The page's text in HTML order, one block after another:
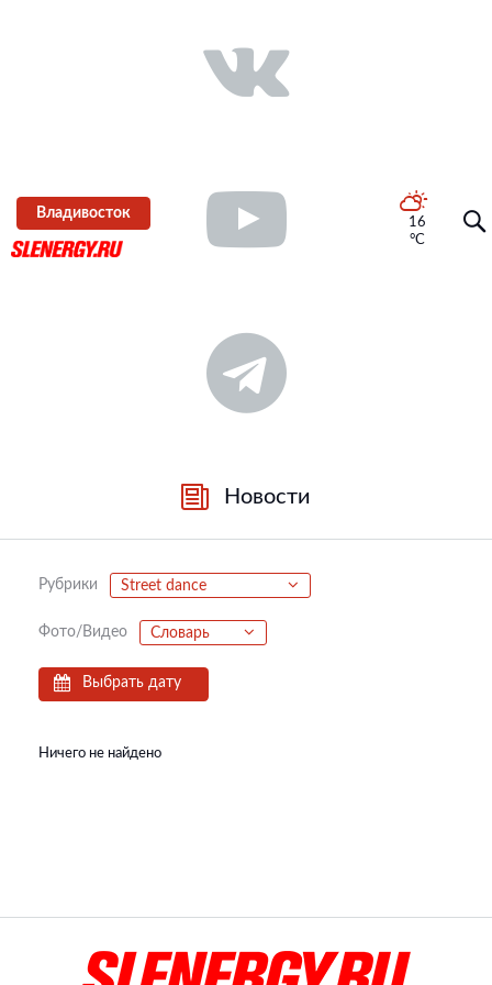
Владивосток
16
°C
Новости
Рубрики Street dance
Фото/Видео Словарь
Выбрать дату
Ничего не найдено